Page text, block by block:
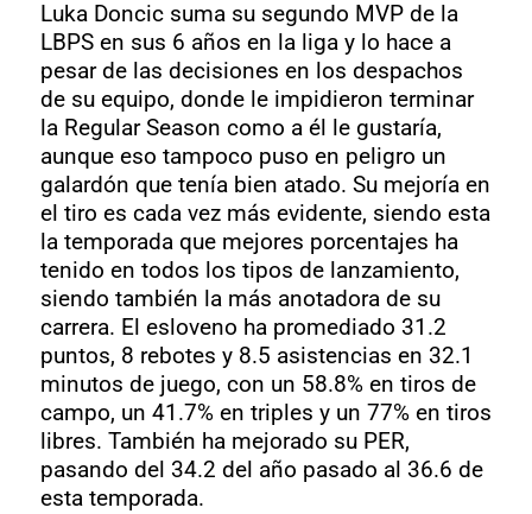
Luka Doncic suma su segundo MVP de la
LBPS en sus 6 años en la liga y lo hace a
pesar de las decisiones en los despachos
de su equipo, donde le impidieron terminar
la Regular Season como a él le gustaría,
aunque eso tampoco puso en peligro un
galardón que tenía bien atado. Su mejoría en
el tiro es cada vez más evidente, siendo esta
la temporada que mejores porcentajes ha
tenido en todos los tipos de lanzamiento,
siendo también la más anotadora de su
carrera. El esloveno ha promediado 31.2
puntos, 8 rebotes y 8.5 asistencias en 32.1
minutos de juego, con un 58.8% en tiros de
campo, un 41.7% en triples y un 77% en tiros
libres. También ha mejorado su PER,
pasando del 34.2 del año pasado al 36.6 de
esta temporada.